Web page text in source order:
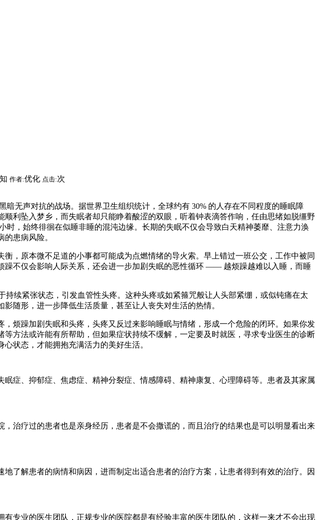
作者:优化 点击:次
声对抗的战场。据世界卫生组织统计，全球约有 30% 的人存在不同程度的睡眠障
利坠入梦乡，而失眠者却只能睁着酸涩的双眼，听着钟表滴答作响，任由思绪如脱缰野
，始终徘徊在似睡非睡的混沌边缘。长期的失眠不仅会导致白天精神萎靡、注意力涣
患病风险。
原本微不足道的小事都可能成为点燃情绪的导火索。早上错过一班公交，工作中被同
不仅会影响人际关系，还会进一步加剧失眠的恶性循环 —— 越烦躁越难以入睡，而睡
续紧张状态，引发血管性头疼。这种头疼或如紧箍咒般让人头部紧绷，或似钝痛在太
随形，进一步降低生活质量，甚至让人丧失对生活的热情。
躁加剧失眠和头疼，头疼又反过来影响睡眠与情绪，形成一个危险的闭环。如果你发
方法或许能有所帮助，但如果症状持续不缓解，一定要及时就医，寻求专业医生的诊断
状态，才能拥抱充满活力的美好生活。
症、抑郁症、焦虑症、精神分裂症、情感障碍、精神康复、心理障碍等。患者及其家属
疗过的患者也是亲身经历，患者是不会撒谎的，而且治疗的结果也是可以明显看出来
解患者的病情和病因，进而制定出适合患者的治疗方案，让患者得到有效的治疗。因
业的医生团队，正规专业的医院都是有经验丰富的医生团队的，这样一来才不会出现